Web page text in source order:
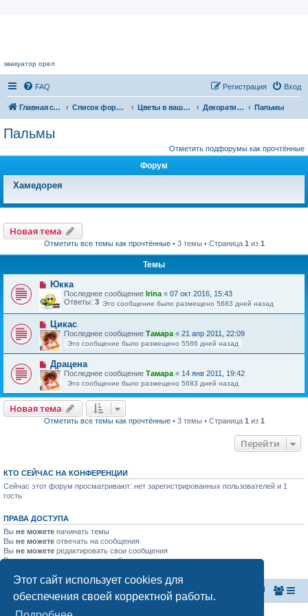
Этот сайт использует cookies для
обеспечения своей корректной работы.
эвакуатор орел
FAQ Вход
Регистрация
Главная страница Список форумов Цветы в вашем доме Декоративнолиственные растения Пальмы
Пальмы
Отметить подфорумы как прочтённые
Форум
Хамедорея
Новая тема
Отметить все темы как прочтённые• 3 темы • Страница 1 из 1
Темы
Юкка
Последнее сообщение Irina « 07 окт 2016, 15:43
Ответы: 3 Это сообщение было размещено 5683 дней назад
Цикас
Последнее сообщение Тамара « 21 апр 2011, 22:09
Это сообщение было размещено 5586 дней назад
Драцена
Последнее сообщение Тамара « 14 янв 2011, 19:42
Это сообщение было размещено 5683 дней назад
Новая тема
Отметить все темы как прочтённые• 3 темы • Страница 1 из 1
Перейти
КТО СЕЙЧАС НА КОНФЕРЕНЦИИ
Сейчас этот форум просматривают: нет зарегистрированных пользователей и 1
гость
ПРАВА ДОСТУПА
Вы не можете начинать темы
Вы не можете отвечать на сообщения
Вы не можете редактировать свои сообщения
Выне можетеудалять свои сообщения
Главная страница Список форумов